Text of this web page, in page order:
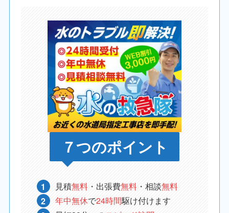
７つのポイント
見積無料 ・出張費無料 ・相談無料
年中無休で24時間駆け付けます